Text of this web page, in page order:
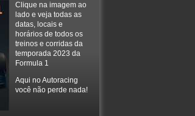
Clique na imagem ao
lado e veja todas as
datas, locais e
horários de todos os
treinos e corridas da
temporada 2023 da
Formula 1
Aqui no Autoracing
você não perde nada!